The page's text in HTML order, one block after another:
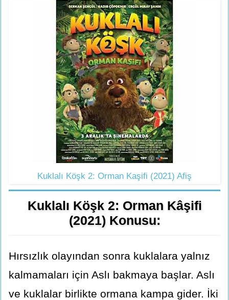
Kuklalı Köşk 2: Orman Kaşifi (2021) Afiş
Kuklalı Köşk 2: Orman Kâşifi
(2021) Konusu:
Hırsızlık olayından sonra kuklalara yalnız
kalmamaları için Aslı bakmaya başlar. Aslı
ve kuklalar birlikte ormana kampa gider. İki